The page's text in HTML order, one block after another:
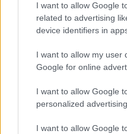
I want to allow Google
related to advertising
device identifiers in
I want to allow my user
Google for online
I want to allow Google
personalized
I want to allow Google
Ajánlott bejegyzések:
hete